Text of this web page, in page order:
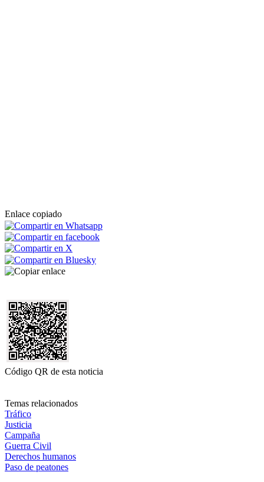
Enlace copiado
Código QR de esta noticia
Temas relacionados
Tráfico
Justicia
Campaña
Guerra Civil
Derechos humanos
Paso de peatones